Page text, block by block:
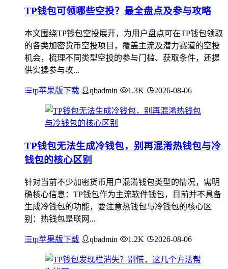
TP钱包可领哪些空投？最全盘点及参与攻略
本文围绕TP钱包空投展开，为用户盘点可在TP钱包领取
的各类加密货币空投项目，覆盖主流及潜力赛道的空投
机会，梳理不同类型空投的参与门槛、获取条件，还提
供实操参与攻...
tp苹果版下载 qbadmin 1.3K 2026-08-06
TP钱包无法生成冷钱包，别再混淆热钱包与冷
钱包的核心区别
针对当前不少加密货币用户混淆钱包类型的情况，需明
确核心信息：TP钱包作为主流软件钱包，目前并不具备
生成冷钱包的功能，要注意热钱包与冷钱包的核心区
别：热钱包是联网...
tp苹果版下载 qbadmin 1.2K 2026-08-06